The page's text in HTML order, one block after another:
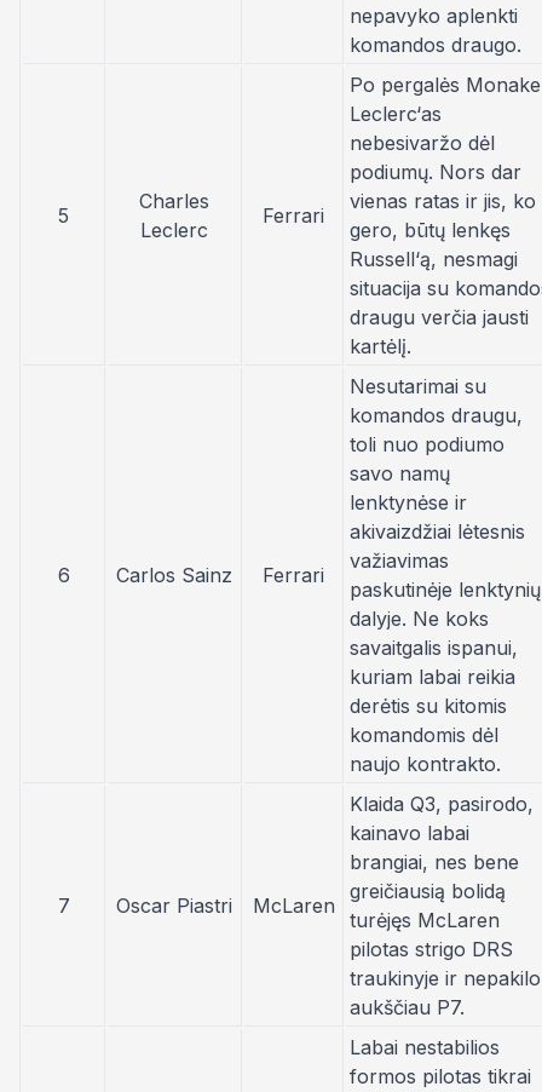
nepavyko aplenkti
komandos draugo.
5
Charles
Leclerc
Ferrari
Po pergalės
Leclerc‘as
nebesivaržo dėl
podiumų. Nors dar
vienas ratas ir jis, ko
gero, būtų lenkęs
Russell‘ą, nesmagi
situacija su
draugu verčia jausti
kartėlį.
6 Carlos Sainz Ferrari
Nesutarimai su
komandos draugu,
toli nuo podiumo
savo namų
lenktynėse ir
akivaizdžiai lėtesnis
važiavimas
paskutinėje lenktynių
dalyje. Ne koks
savaitgalis ispanui,
kuriam labai reikia
derėtis su kitomis
komandomis dėl
naujo kontrakto.
7 Oscar Piastri McLaren
Klaida Q3, pasirodo,
kainavo labai
brangiai, nes bene
greičiausią bolidą
turėjęs McLaren
pilotas strigo DRS
traukinyje ir nepakilo
aukščiau P7.
Labai nestabilios
formos pilotas tikrai